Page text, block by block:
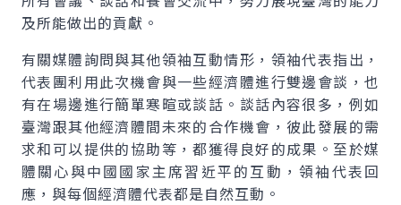
及所能做出的貢獻。
有關媒體詢問與其他領袖互動情形，領袖代表指出，
代表團利用此次機會與一些經濟體進行雙邊會談，也
有在場邊進行簡單寒暄或談話。談話內容很多，例如
臺灣跟其他經濟體間未來的合作機會，彼此發展的需
求和可以提供的協助等，都獲得良好的成果。至於媒
體關心與中國國家主席習近平的互動，領袖代表回
應，與每個經濟體代表都是自然互動。